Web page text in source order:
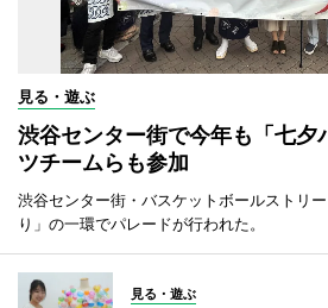
見る・遊ぶ
渋谷センター街で今年も「七
ツチームらも参加
渋谷センター街・バスケットボールストリ
り」の一環でパレードが行われた。
見る・遊ぶ